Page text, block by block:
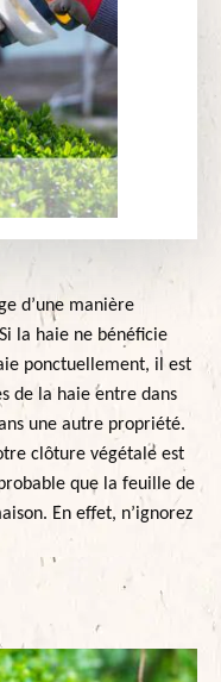
d’une manière
la haie ne bénéficie
ponctuellement, il est
de la haie entre dans
une autre propriété.
clôture végétale est
que la feuille de
En effet, n’ignorez